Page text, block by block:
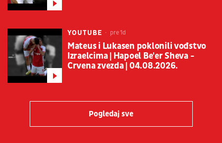
YOUTUBE pre 1d
Mateus i Lukasen poklonili vođstvo
Izraelcima | Hapoel Be'er Sheva -
Crvena zvezda | 04.08.2026.
Pogledaj sve